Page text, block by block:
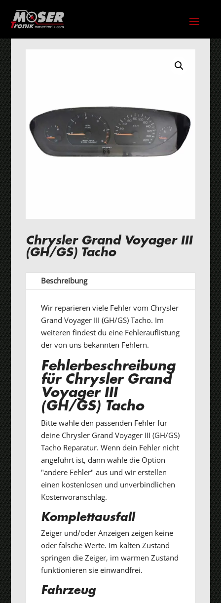
Chrysler Grand Voyager III
(GH/GS) Tacho
Beschreibung
Wir reparieren viele Fehler vom Chrysler
Grand Voyager III (GH/GS) Tacho. Im
weiteren findest du eine Fehlerauflistung
der von uns bekannten Fehlern.
Fehlerbeschreibung
für Chrysler Grand
Voyager III
(GH/GS) Tacho
Bitte wähle den passenden Fehler für
deine Chrysler Grand Voyager III (GH/GS)
Tacho Reparatur. Wenn dein Fehler nicht
angeführt ist, dann wähle die Option
"andere Fehler" aus und wir erstellen
einen kostenlosen und unverbindlichen
Kostenvoranschlag.
Komplettausfall
Zeiger und/oder Anzeigen zeigen keine
oder falsche Werte. Im kalten Zustand
springen die Zeiger, im warmen Zustand
funktionieren sie einwandfrei.
Fahrzeug